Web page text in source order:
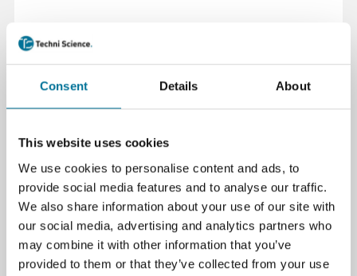
Consent Details About
This website uses cookies
We use cookies to personalise content and ads, to
provide social media features and to analyse our traffic.
We also share information about your use of our site with
our social media, advertising and analytics partners who
may combine it with other information that you’ve
provided to them or that they’ve collected from your use
Seite drucken
Beschreibung
Unterricht für Physik- und Chemieexperimente. Es
Porzellanschalen sicher über einem Brenner zu
platzieren. Das Dreieck aus hitzebeständigem
Material sorgt dafür, dass die Gläser stabil bleiben
und nicht direkt mit der Flamme in Berührung
kommen. Dadurch wird ein Zerspringen des Glases
verhindert und eine gleichmäßige Erwärmung